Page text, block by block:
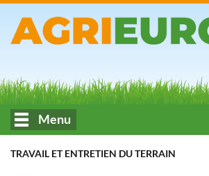
Menu
TRAVAIL ET ENTRETIEN DU TERRAIN